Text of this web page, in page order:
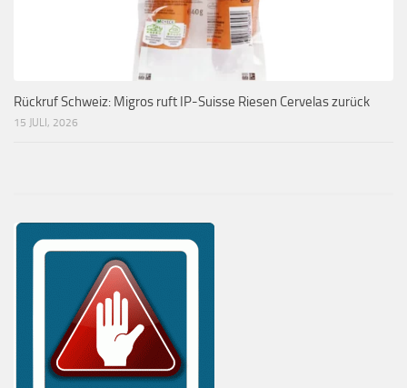
Rückruf Schweiz: Migros ruft IP-Suisse Riesen Cervelas zurück
15 JULI, 2026